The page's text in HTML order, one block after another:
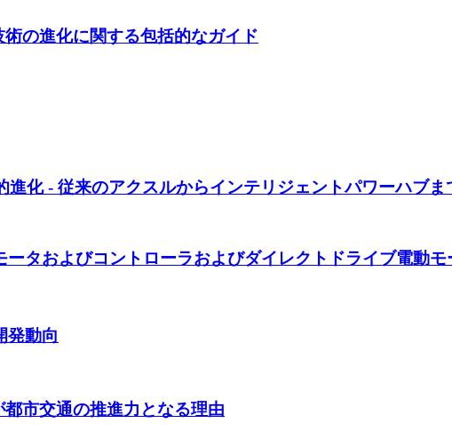
の進化に関する包括的なガイド
化 - 従来のアクスルからインテリジェントパワーハブま
タおよびコントローラおよびダイレクトドライブ電動モ
発動向
市交通の推進力となる理由